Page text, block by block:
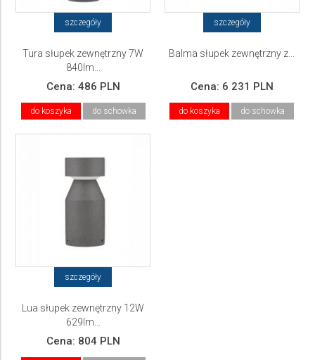
szczegóły
Tura słupek zewnętrzny 7W
840lm...
Cena: 486 PLN
do koszyka do schowka
szczegóły
Balma słupek zewnętrzny z...
Cena: 6 231 PLN
do koszyka do schowka
szczegóły
Lua słupek zewnętrzny 12W
629lm...
Cena: 804 PLN